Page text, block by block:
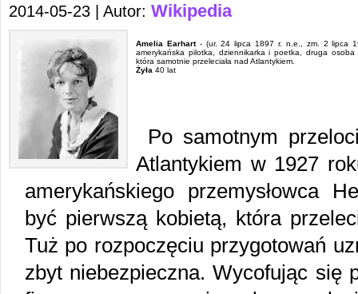
2014-05-23 | Autor: Wikipedia
Amelia Earhart- (ur. 24 lipca 1897 r. n.e., zm. 2 lipca
amerykańska pilotka, dziennikarka i poetka, druga osoba
która samotnie przeleciała nad Atlantykiem.
Żyła 40 lat
Po samotnym
Atlantykiem w 1927
amerykańskiego przemysłowca
być pierwszą kobietą, która
Tuż po rozpoczęciu przygotowań
zbyt niebezpieczna. Wycofując się